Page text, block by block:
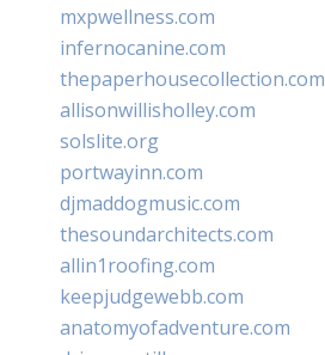
mxpwellness.com
infernocanine.com
thepaperhousecollection.com
allisonwillisholley.com
solslite.org
portwayinn.com
djmaddogmusic.com
thesoundarchitects.com
allin1roofing.com
keepjudgewebb.com
anatomyofadventure.com